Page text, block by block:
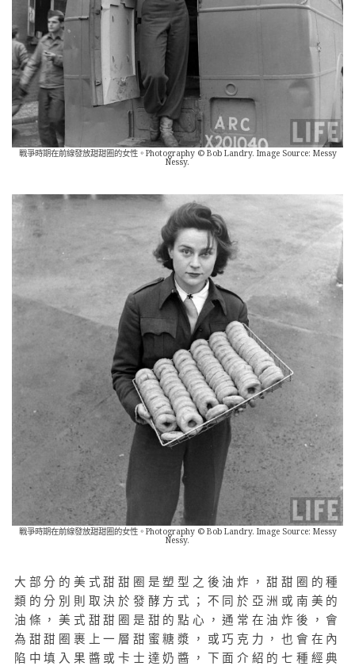
戰爭時期在前線發放甜甜圈的女性。Photography © Bob Landry. Image Source: Messy
Nessy.
戰爭時期在前線發放甜甜圈的女性。Photography © Bob Landry. Image Source: Messy
Nessy.
大部分的美式甜甜圈是塑型之後油炸，甜甜圈的種
類的分別則取決於發酵方式；不同於亞洲或南美的
油條，美式甜甜圈是甜的點心，通常在油炸後，會
為甜甜圈裹上一層甜蜜糖漿，或巧克力，也會在內
陷中填入果醬或卡士達奶醬，下面介紹的七種經典